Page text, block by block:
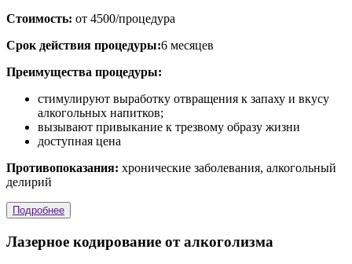
Стоимость: от 4500/процедура
Срок действия процедуры:6 месяцев
Преимущества процедуры:
стимулируют выработку отвращения к запаху и вкусу
алкогольных напитков;
вызывают привыкание к трезвому образу жизни
доступная цена
Противопоказания: хронические заболевания, алкогольный
делирий
Подробнее
Лазерное кодирование от алкоголизма